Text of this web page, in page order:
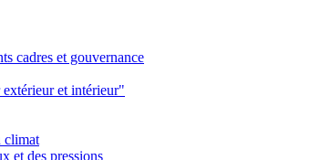
cadres et gouvernance
et intérieur"
climat
et des pressions